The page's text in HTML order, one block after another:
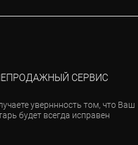
СЕРВИС
уверннность том, что Ваш
будет всегда исправен